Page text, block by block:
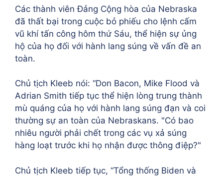
Các thành viên Đảng Cộng hòa của Nebraska
đã thất bại trong cuộc bỏ phiếu cho lệnh cấm
vũ khí tấn công hôm thứ Sáu, thể hiện sự ủng
hộ của họ đối với hành lang súng về vấn đề an
toàn.
Chủ tịch Kleeb nói: “Don Bacon, Mike Flood và
Adrian Smith tiếp tục thể hiện lòng trung thành
mù quáng của họ với hành lang súng đạn và coi
thường sự an toàn của Nebraskans. "Có bao
nhiêu người phải chết trong các vụ xả súng
hàng loạt trước khi họ nhận được thông điệp?"
Chủ tịch Kleeb tiếp tục, “Tổng thống Biden và